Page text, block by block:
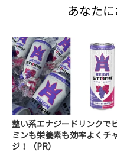
あなた
整い系エナジードリンクで
ミンも栄養素も効率よくチ
ジ！（PR）